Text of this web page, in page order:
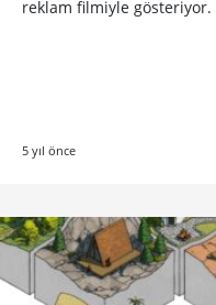
reklam filmiyle gösteriyor.
5 yıl önce